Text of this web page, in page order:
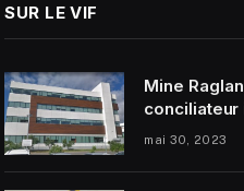
SUR LE VIF
Mine
mai 30, 2023